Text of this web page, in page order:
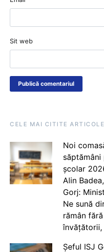
Sit web
CELE MAI CITITE ARTICOLE
Noi
săptămâni
școlar
Alin
Gorj:
Ne sună
rămân
învățătorii,
Șeful ISJ